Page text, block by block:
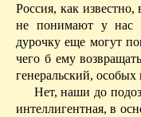
Россия, как
не понимают у нас
дурочку еще могут
чего б ему
генеральский, особых
Нет, наши до
интелли­гент­ная, в